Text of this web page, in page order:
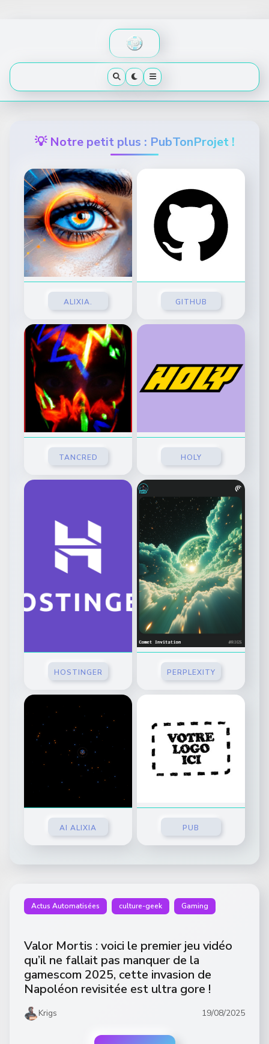
💡 Notre petit plus : PubTonProjet !
ALIXIA. GITHUB
TANCRED HOLY
HOSTINGER PERPLEXITY
AI ALIXIA PUB
Actus Automatisées culture-geek Gaming
Valor Mortis : voici le premier jeu vidéo
qu’il ne fallait pas manquer de la
gamescom 2025, cette invasion de
Napoléon revisitée est ultra gore !
Krigs 19/08/2025